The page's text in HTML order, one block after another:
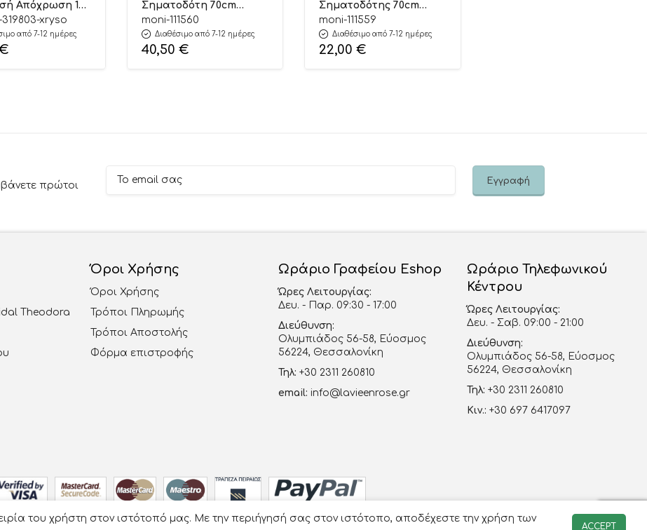
Απόχρωση 1
(36x16x16εκ) |
Kaliso
319803-xryso
από 7-12 ημέρες
Σηματοδότη 70cm
Traffic Light in a Set
CXL200-59A
3801005600601 3+
moni-111560
Διαθέσιμο από 7-12 ημέρες
40,50 €
Σηματοδότης 70cm
Traffic Light CXL200-59
3801005600618 3+
moni-111559
Διαθέσιμο από 7-12 ημέρες
22,00 €
πρώτοι
Theodora
Όροι Χρήσης
Όροι Χρήσης
Τρόποι Πληρωμής
Τρόποι Αποστολής
Φόρμα επιστροφής
Ωράριο Γραφείου Eshop
Ώρες Λειτουργίας:
Δευ. - Παρ. 09:30 - 17:00
Διεύθυνση:
Ολυμπιάδος 56-58, Εύοσμος
56224, Θεσσαλονίκη
Τηλ: +30 2311 260810
email: info@lavieenrose.gr
Ωράριο Τηλεφωνικού
Κέντρου
Ώρες Λειτουργίας:
Δευ. - Σαβ. 09:00 - 21:00
Διεύθυνση:
Ολυμπιάδος 56-58, Εύοσμος
56224, Θεσσαλονίκη
Τηλ: +30 2311 260810
Κιν.: +30 697 6417097
του χρήστη στον ιστότοπό μας. Με την περιήγησή σας στον ιστότοπο, αποδέχεστε την χρήση των
ACCEPT